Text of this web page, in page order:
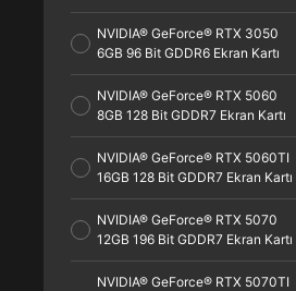
NVIDIA® GeForce® RTX 3050
6GB 96 Bit GDDR6 Ekran Kartı
NVIDIA® GeForce® RTX 5060
8GB 128 Bit GDDR7 Ekran Kartı
NVIDIA® GeForce® RTX 5060TI
16GB 128 Bit GDDR7 Ekran Kartı
NVIDIA® GeForce® RTX 5070
12GB 196 Bit GDDR7 Ekran Kartı
NVIDIA® GeForce® RTX 5070TI